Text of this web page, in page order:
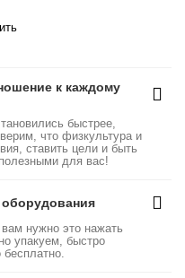
к каждому
быстрее,
что физкультура и
ставить цели и быть
для вас!
нужно это нажать
упакуем, быстро